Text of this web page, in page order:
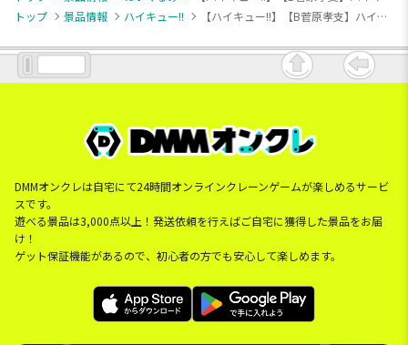
トップ
景品情報 ハイキュー!! 【ハイキュー!!】【B菅原孝支】ハイキュー!! もちぴこぬいぐるみ⑤
DMMオンクレは自宅にて24時間オンラインクレーンゲームが楽しめるサービ
スです。
遊べる景品は3,000点以上！発送依頼を行えばご自宅に獲得した景品をお届
け！
ゲット保証機能があるので、初心者の方でも安心して楽しめます。